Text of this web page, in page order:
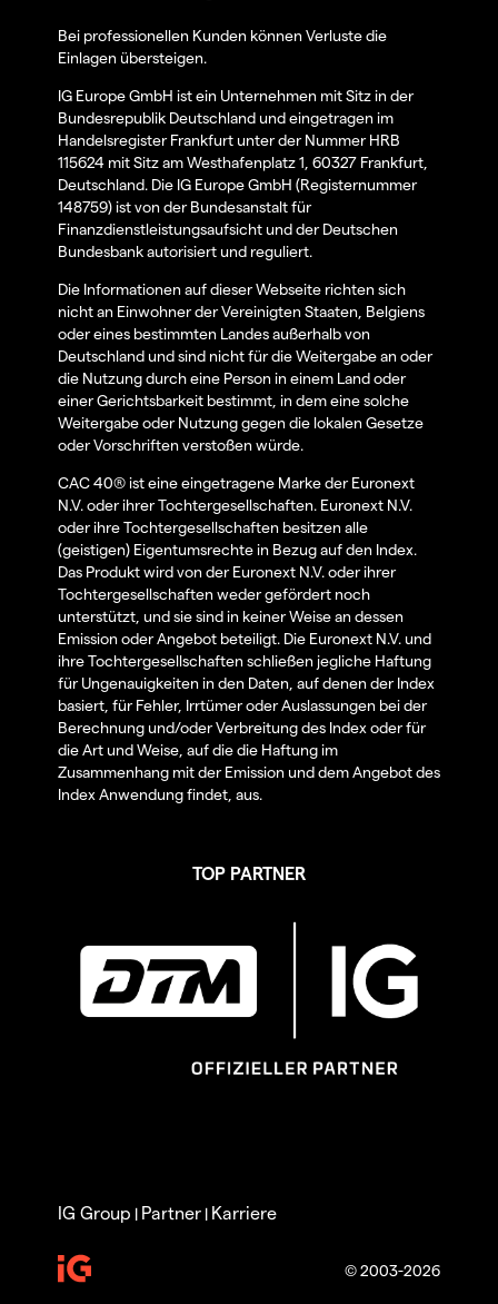
Bei professionellen Kunden können Verluste die
Einlagen übersteigen.
IG Europe GmbH ist ein Unternehmen mit Sitz in der
Bundesrepublik Deutschland und eingetragen im
Handelsregister Frankfurt unter der Nummer HRB
115624 mit Sitz am Westhafenplatz 1, 60327 Frankfurt,
Deutschland. Die IG Europe GmbH (Registernummer
148759) ist von der Bundesanstalt für
Finanzdienstleistungsaufsicht und der Deutschen
Bundesbank autorisiert und reguliert.
Die Informationen auf dieser Webseite richten sich
nicht an Einwohner der Vereinigten Staaten, Belgiens
oder eines bestimmten Landes außerhalb von
Deutschland und sind nicht für die Weitergabe an oder
die Nutzung durch eine Person in einem Land oder
einer Gerichtsbarkeit bestimmt, in dem eine solche
Weitergabe oder Nutzung gegen die lokalen Gesetze
oder Vorschriften verstoßen würde.
CAC 40® ist eine eingetragene Marke der Euronext
N.V. oder ihrer Tochtergesellschaften. Euronext N.V.
oder ihre Tochtergesellschaften besitzen alle
(geistigen) Eigentumsrechte in Bezug auf den Index.
Das Produkt wird von der Euronext N.V. oder ihrer
Tochtergesellschaften weder gefördert noch
unterstützt, und sie sind in keiner Weise an dessen
Emission oder Angebot beteiligt. Die Euronext N.V. und
ihre Tochtergesellschaften schließen jegliche Haftung
für Ungenauigkeiten in den Daten, auf denen der Index
basiert, für Fehler, Irrtümer oder Auslassungen bei der
Berechnung und/oder Verbreitung des Index oder für
die Art und Weise, auf die die Haftung im
Zusammenhang mit der Emission und dem Angebot des
Index Anwendung findet, aus.
TOP PARTNER
© 2003-2026
IG Group | Partner | Karriere